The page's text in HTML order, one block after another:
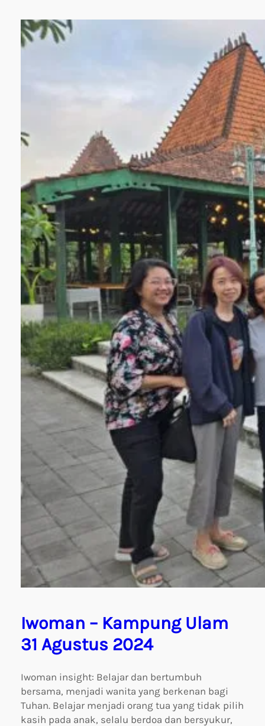
Iwoman – Kampung Ulam
31 Agustus 2024
Iwoman insight: Belajar dan bertumbuh
bersama, menjadi wanita yang berkenan bagi
Tuhan. Belajar menjadi orang tua yang tidak pilih
kasih pada anak, selalu berdoa dan bersyukur,